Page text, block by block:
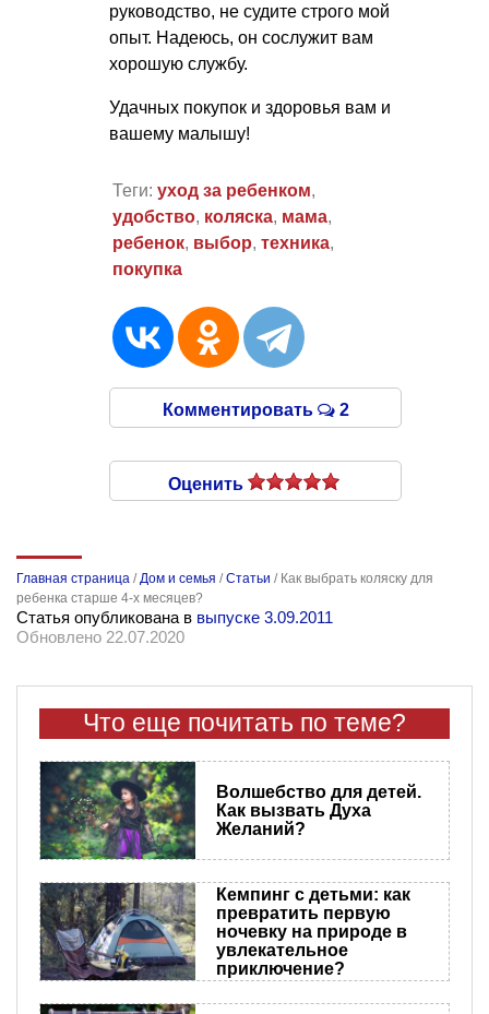
руководство, не судите строго мой
опыт. Надеюсь, он сослужит вам
хорошую службу.
Удачных покупок и здоровья вам и
вашему малышу!
Теги: уход за ребенком,
удобство, коляска, мама,
ребенок, выбор, техника,
покупка
Комментировать 2
Оценить
Главная страница /Дом и семья /Статьи / Как выбрать коляску для
ребенка старше 4-х месяцев?
Статья опубликована в выпуске 3.09.2011
Обновлено 22.07.2020
Что еще почитать по теме?
Волшебство для детей.
Как вызвать Духа
Желаний?
Кемпинг с детьми: как
превратить первую
ночевку на природе в
увлекательное
приключение?